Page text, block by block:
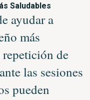
Saludables
ayudar a
más
de
las sesiones
pueden